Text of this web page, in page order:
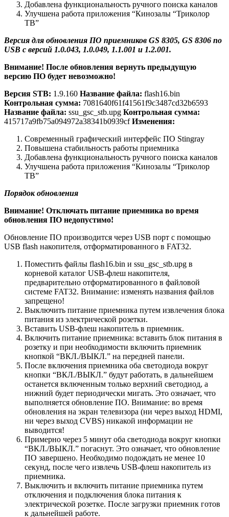
Добавлена функциональность ручного поиска каналов
Улучшена работа приложения “Кинозалы “Триколор
ТВ”
Версия для обновления ПО приемников GS 8305, GS 8306 по
USB с версий 1.0.043, 1.0.049, 1.1.001 и 1.2.001.
Внимание! После обновления вернуть предыдущую
версию ПО будет невозможно!
Версия STB: 1.9.160 Название файла: flash16.bin
Контрольная сумма: 7081640f61f41561f9c3487cd32b6593
Название файла: ssu_gsc_stb.upg Контрольная сумма:
415717a9fb75a094972a38341b0939cfИзменения:
Современный графический интерфейс ПО Stingray
Повышена стабильность работы приемника
Добавлена функциональность ручного поиска каналов
Улучшена работа приложения “Кинозалы “Триколор
ТВ”
Порядок обновления
Внимание! Отключать питание приемника во время
обновления ПО недопустимо!
Обновление ПО производится через USB порт с помощью
USB flash накопителя, отформатированного в FAT32.
Поместить файлы flash16.bin и ssu_gsc_stb.upg в
корневой каталог USB-флеш накопителя,
предварительно отформатированного в файловой
системе FAT32. Внимание: изменять названия файлов
запрещено!
Выключить питание приемника путем извлечения блока
питания из электрической розетки.
Вставить USB-флеш накопитель в приемник.
Включить питание приемника: вставить блок питания в
розетку и при необходимости включить приемник
кнопкой “ВКЛ./ВЫКЛ.” на передней панели.
После включения приемника оба светодиода вокруг
кнопки “ВКЛ./ВЫКЛ.” будут работать, в дальнейшем
останется включенным только верхний светодиод, а
нижний будет периодически мигать. Это означает, что
выполняется обновление ПО. Внимание: во время
обновления на экран телевизора (ни через выход HDMI,
ни через выход CVBS) никакой информации не
выводится!
Примерно через 5 минут оба светодиода вокруг кнопки
“ВКЛ./ВЫКЛ.” погаснут. Это означает, что обновление
ПО завершено. Необходимо подождать не менее 10
секунд, после чего извлечь USB-флеш накопитель из
приемника.
Выключить и включить питание приемника путем
отключения и подключения блока питания к
электрической розетке. После загрузки приемник готов
к дальнейшей работе.